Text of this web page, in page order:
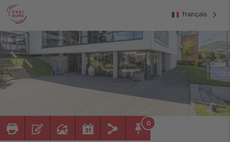
français
0